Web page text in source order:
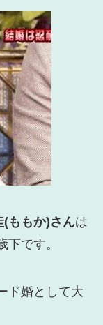
(ももか)さんは
です。
ド婚として大